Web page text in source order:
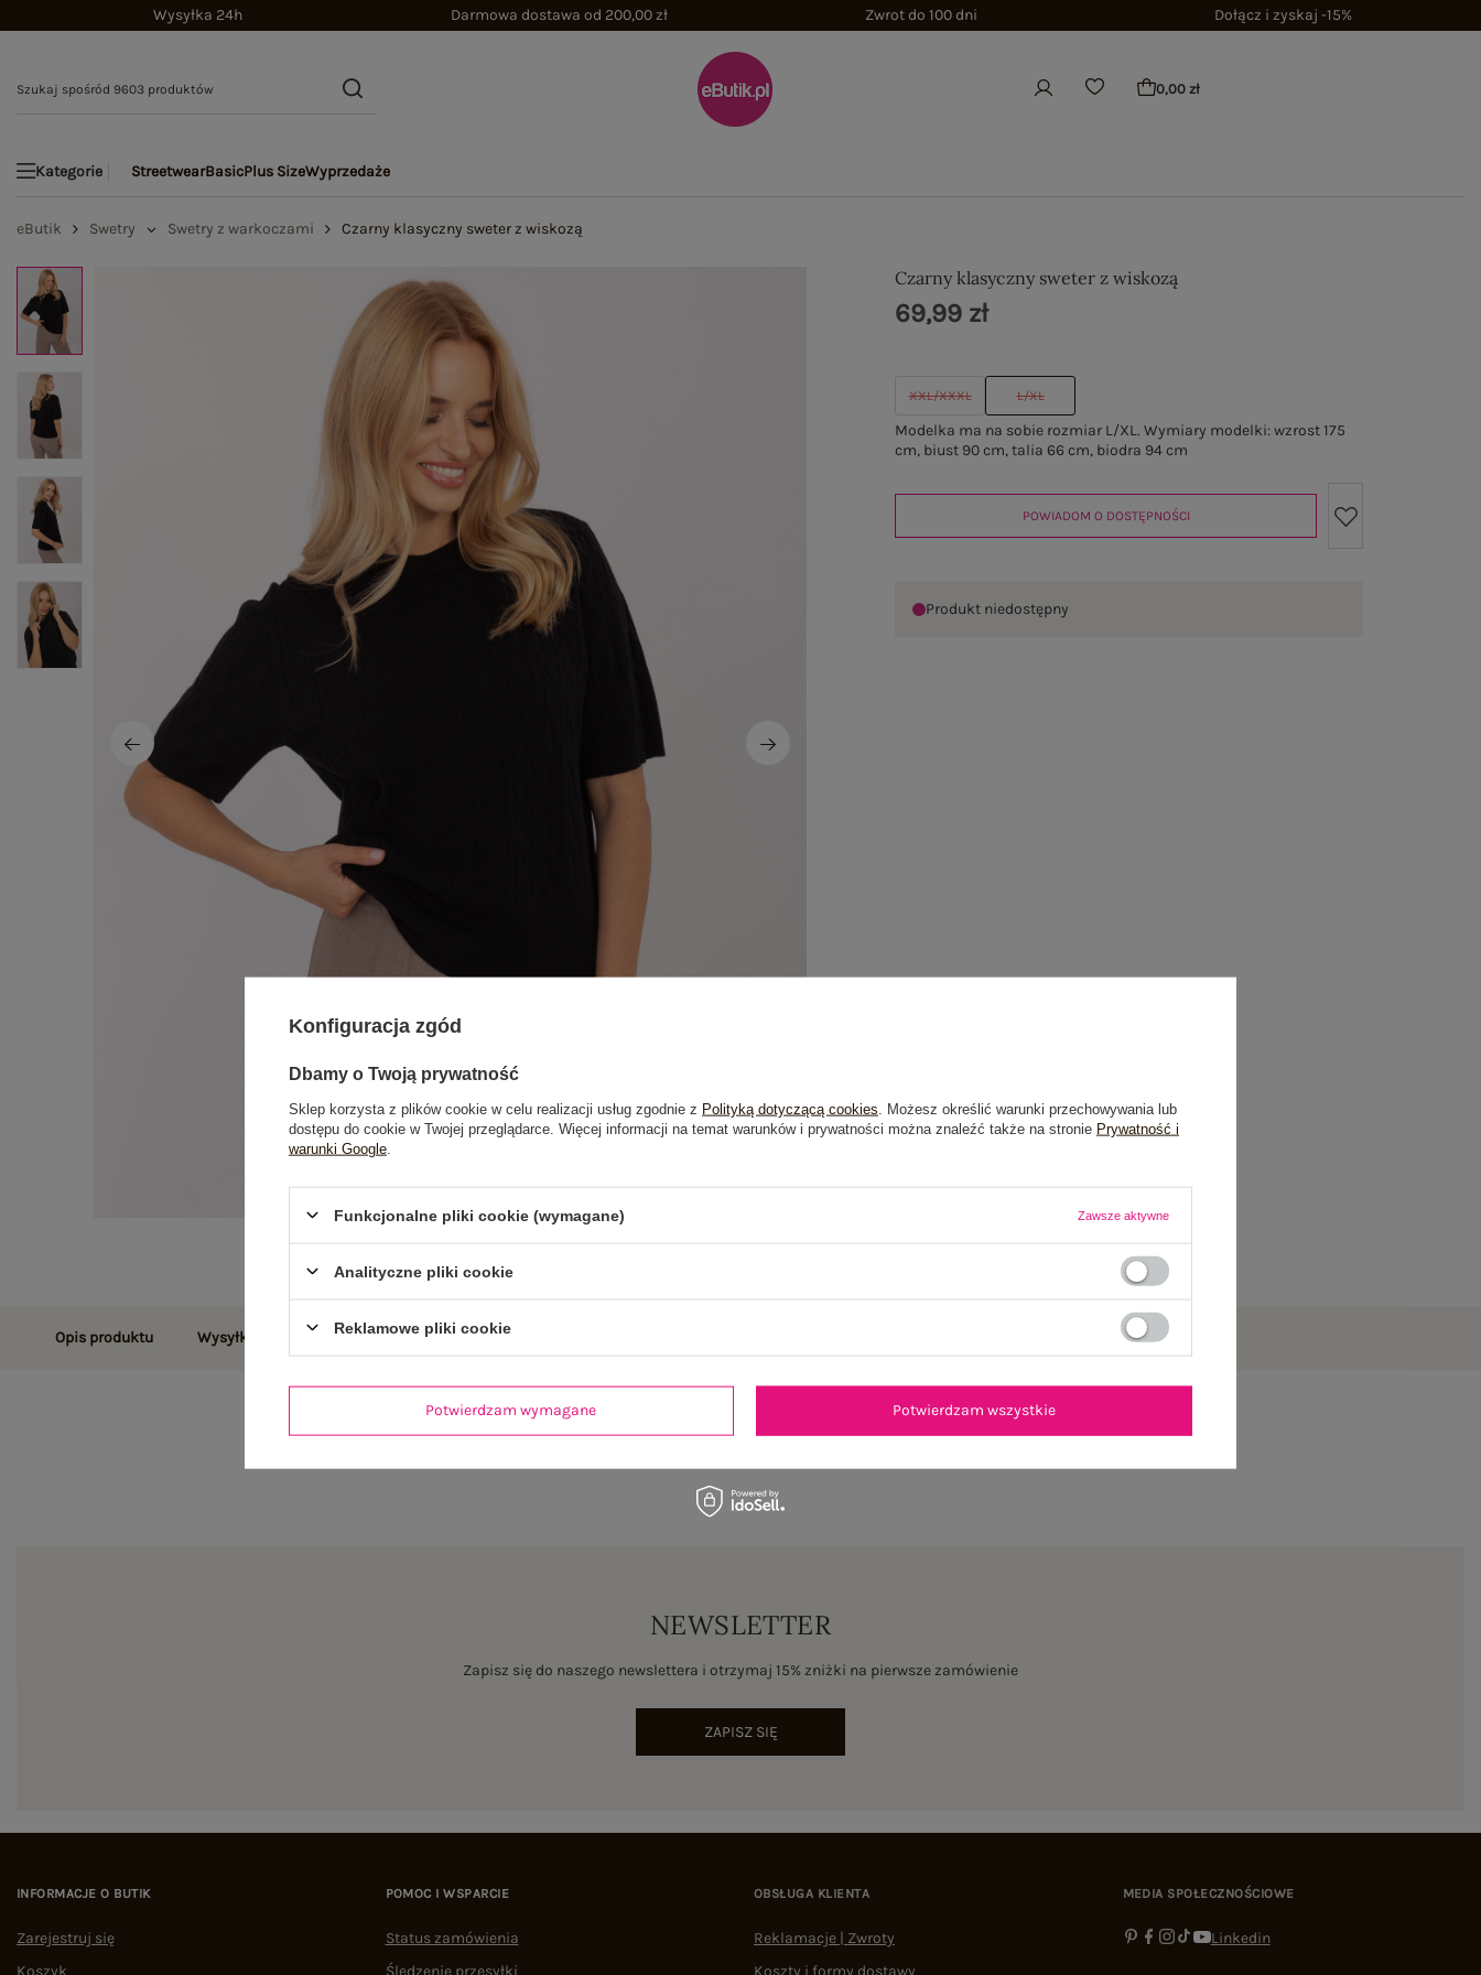
Wysyłka 24h Darmowa dostawa od 200,00 zł Zwrot do 100 dni Dołącz i zyskaj -15%
0,00 zł
Kategorie StreetwearBasicPlus SizeWyprzedaże
eButik Swetry Swetry z warkoczami Czarny klasyczny sweter z wiskozą
Czarny klasyczny sweter z wiskozą
XXL/XXXL L/XL
Modelka ma na sobie rozmiar L/XL. Wymiary modelki: wzrost 175
cm, biust 90 cm, talia 66 cm, biodra 94 cm
69,99 zł
POWIADOM O DOSTĘPNOŚCI
Produkt niedostępny
Opis produktu Wysyłka i dostawa Zwroty i reklamacje
NEWSLETTER
Zapisz się do naszego newslettera i otrzymaj 15% zniżki na pierwsze zamówienie
ZAPISZ SIĘ
INFORMACJE O BUTIK
Zarejestruj się
Koszyk
POMOC I WSPARCIE
Status zamówienia
Śledzenie przesyłki
OBSŁUGA KLIENTA
Reklamacje | Zwroty
Koszty i formy dostawy
MEDIA SPOŁECZNOŚCIOWE
Linkedin
Konfiguracja zgód
Dbamy o Twoją prywatność
Sklep korzysta z plików cookie w celu realizacji usług zgodnie z Polityką dotyczącą cookies . Możesz określić warunki przechowywania lub
dostępu do cookie w Twojej przeglądarce. Więcej informacji na temat warunków i prywatności można znaleźć także na stronie Prywatność i
warunki Google
Funkcjonalne pliki cookie (wymagane) Zawsze aktywne
Analityczne pliki cookie
Reklamowe pliki cookie
Potwierdzam wymagane Potwierdzam wszystkie